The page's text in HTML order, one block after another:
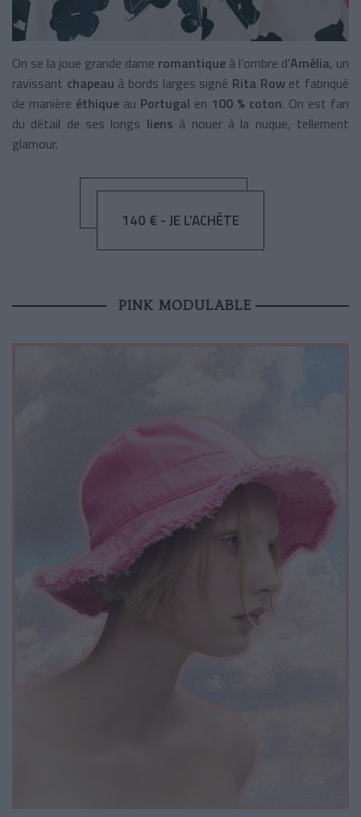
On se la joue grande dame romantique à l’ombre d’Amélia, un
ravissant chapeau à bords larges signé Rita Rowet fabriqué
de manière éthique au Portugal en 100 % coton. On est fan
du détail de ses longs liens à nouer à la nuque, tellement
glamour.
140 € - JE L’ACHÈTE
PINK MODULABLE